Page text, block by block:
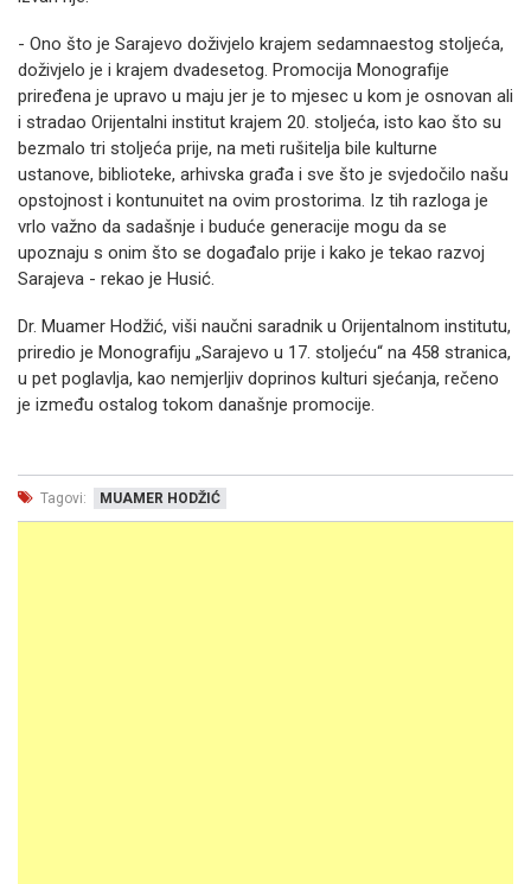
- Ono što je Sarajevo doživjelo krajem sedamnaestog stoljeća,
doživjelo je i krajem dvadesetog. Promocija Monografije
priređena je upravo u maju jer je to mjesec u kom je osnovan ali
i stradao Orijentalni institut krajem 20. stoljeća, isto kao što su
bezmalo tri stoljeća prije, na meti rušitelja bile kulturne
ustanove, biblioteke, arhivska građa i sve što je svjedočilo našu
opstojnost i kontunuitet na ovim prostorima. Iz tih razloga je
vrlo važno da sadašnje i buduće generacije mogu da se
upoznaju s onim što se događalo prije i kako je tekao razvoj
Sarajeva - rekao je Husić.
Dr. Muamer Hodžić, viši naučni saradnik u Orijentalnom institutu,
priredio je Monografiju „Sarajevo u 17. stoljeću“ na 458 stranica,
u pet poglavlja, kao nemjerljiv doprinos kulturi sjećanja, rečeno
je između ostalog tokom današnje promocije.
Tagovi: MUAMER HODŽIĆ